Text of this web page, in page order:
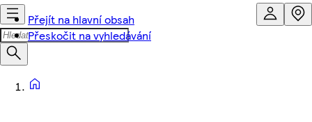
Přejít na hlavní obsah
Přeskočit na vyhledávání